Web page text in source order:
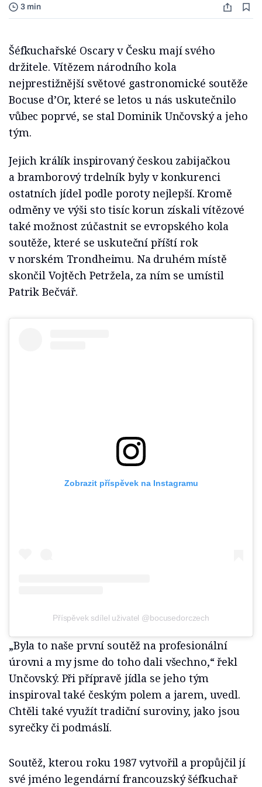
3 min
Šéfkuchařské Oscary v Česku mají svého
držitele. Vítězem národního kola
nejprestižnější světové gastronomické soutěže
Bocuse d’Or, které se letos u nás uskutečnilo
vůbec poprvé, se stal Dominik Unčovský a jeho
tým.
Jejich králík inspirovaný českou zabijačkou
a bramborový trdelník byly v konkurenci
ostatních jídel podle poroty nejlepší. Kromě
odměny ve výši sto tisíc korun získali vítězové
také možnost zúčastnit se evropského kola
soutěže, které se uskuteční příští rok
v norském Trondheimu. Na druhém místě
skončil Vojtěch Petržela, za ním se umístil
Patrik Bečvář.
Zobrazit příspěvek na Instagramu
Příspěvek sdílel uživatel @bocusedorczech
„Byla to naše první soutěž na profesionální
úrovni a my jsme do toho dali všechno,“ řekl
Unčovský. Při přípravě jídla se jeho tým
inspiroval také českým polem a jarem, uvedl.
Chtěli také využít tradiční suroviny, jako jsou
syrečky či podmáslí.
Soutěž, kterou roku 1987 vytvořil a propůjčil jí
své jméno legendární francouzský šéfkuchař